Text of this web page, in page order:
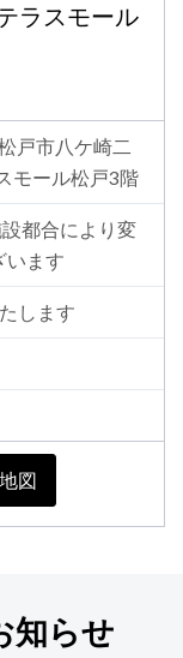
ラスモール
戸市八ケ崎二
モール松戸3階
都合により変
います
します
地図
知らせ